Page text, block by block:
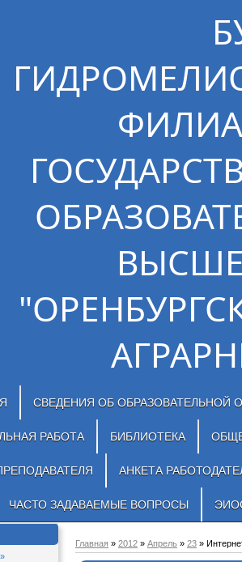
СВЕДЕНИЯ ОБ ОБРАЗОВАТЕЛЬНОЙ
РАБОТА БИБЛИОТЕКА
АНКЕТА
ЧАСТО ЗАДАВАЕМЫЕ ВОПРОСЫ
»
Главная » 2012 » Апрель » 23 »